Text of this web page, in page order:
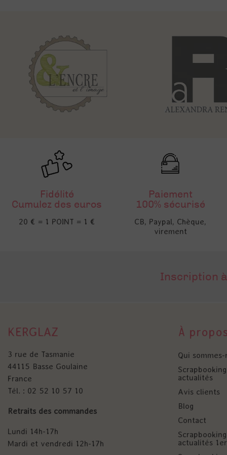
Fidélité
Cumulez des euros
20 € = 1 POINT = 1 €
Paiement
100% sécurisé
CB, Paypal, Chèque,
virement
Inscription
KERGLAZ
3 rue de Tasmanie
44115 Basse Goulaine
France
Tél. : 02 52 10 57 10
Retraits des commandes
Lundi 14h-17h
Mardi et vendredi 12h-17h
À
Qui sommes-
actualités
Avis clients
Blog
Contact
actualités